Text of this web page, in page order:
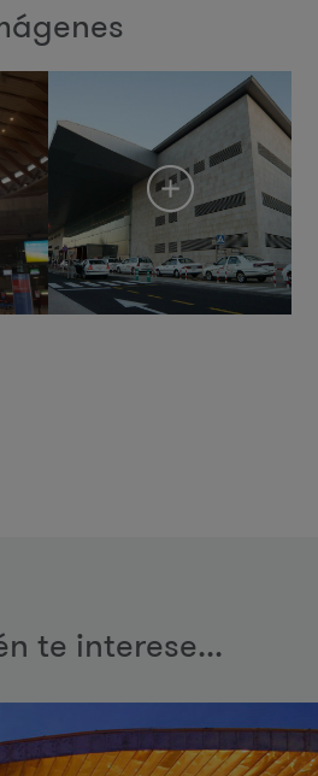
te interese...